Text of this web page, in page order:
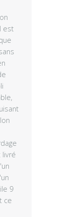
est
livré
9
ce